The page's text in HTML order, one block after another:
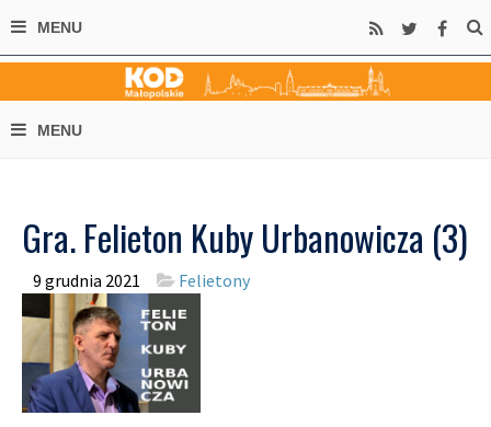
Gra. Felieton Kuby Urbanowicza (3)
9 grudnia 2021 Felietony